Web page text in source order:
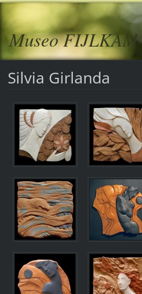
Museo FIJLKAM
Silvia Girlanda